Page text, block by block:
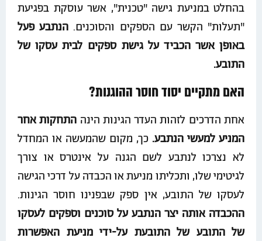
בהחלט במניעת גישה "טכנית", אשר עוסקת בפגיעת
"תעלות" הקשר עם הספקים והסוכנים. הנתבע פעל
באופן אשר הכביד על גישת ספקים לבית עסקו של
התובע.
האם מתקיים יסוד חוסר ההוגנות?
אחת הדרכים לזהות העדר הגינות הינה התחקות אחר
המניע למעשי הנתבע. כך, מקום שהמעשה או המחדל
לא נצרכו לנתבע לשם הגנה על אינטרס או צורך
לגיטימי שלו, ותכליתו מניעת או הכבדה על דרכי הגישה
לעסקו של התובע, אין ספק שבפנינו חוסר הגינות.
ההכבדה אותה יצר הנתבע על סוכנים וספקים לעסקו
של התובע של התובעת על-ידי מניעת האפשרות